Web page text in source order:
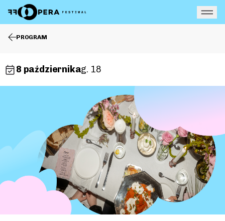
PROGRAM
8 październikag. 18